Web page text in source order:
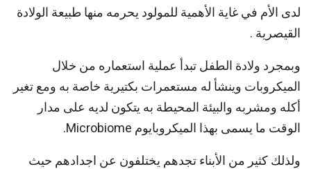
لدى الأم في غاية الأهمية للمولود يحرمه منها طبيعة الولادة
القيصرية .
وبمجرد ولادة الطفل تبدأ عملية استعماره من خلال
الميكروبات وينشأ له مستعمرات بكتيرية خاصة به ومع تغير
أكله ومشربه والبيئة المحيطة به يتكون لديه على مدار
الوقت ما يسمى بهذا الميكروبايوم Microbiome.
ولذلك كثير من الأبناء تجدهم يختلفون عن اجدادهم حيث